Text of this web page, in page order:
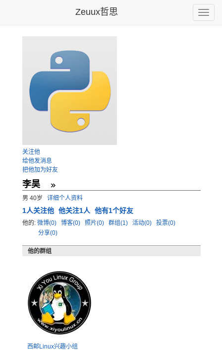
Toggle
Zeuux哲思
关注他
给他发消息
把他加为好友
李昊
男 40岁 详细个人资料
1人关注他 他关注1人 他有1个好友
他的: 微博(0) 博客(0) 照片(0) 群组(1) 活动(0)
投票(0)
分享(0)
他的群组
西邮Linux兴趣小组